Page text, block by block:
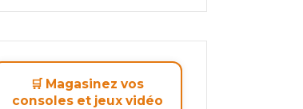
🛒 Magasinez vos
consoles et jeux vidéo